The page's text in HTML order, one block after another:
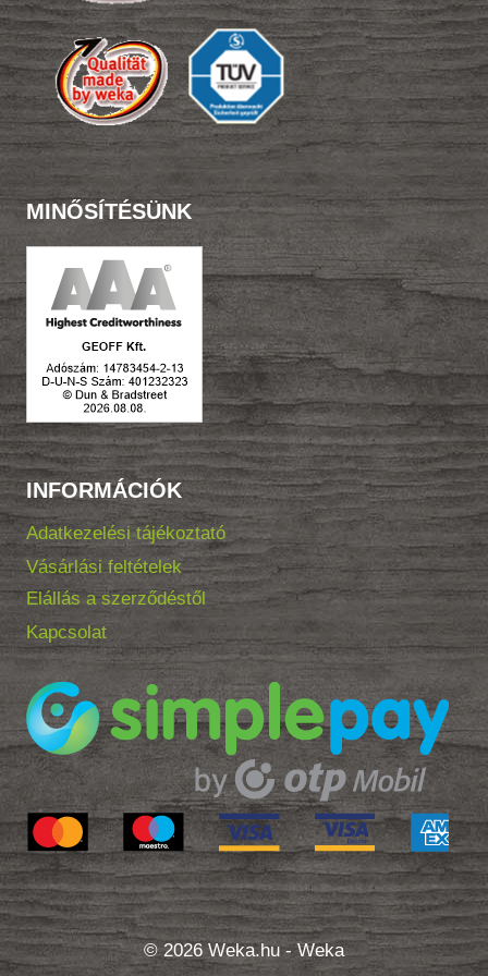
MINŐSÍTÉSÜNK
INFORMÁCIÓK
Adatkezelési tájékoztató
Vásárlási feltételek
Elállás a szerződéstől
Kapcsolat
© 2026 Weka.hu - Weka